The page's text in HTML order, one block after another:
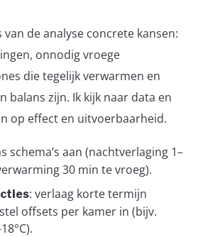
de analyse concrete kansen:
onnodig vroege
die tegelijk verwarmen en
balans zijn. Ik kijk naar data en
op effect en uitvoerbaarheid.
schema’s aan (nachtverlaging 1–
30 min te vroeg).
: verlaag korte termijn
offsets per kamer in (bijv.